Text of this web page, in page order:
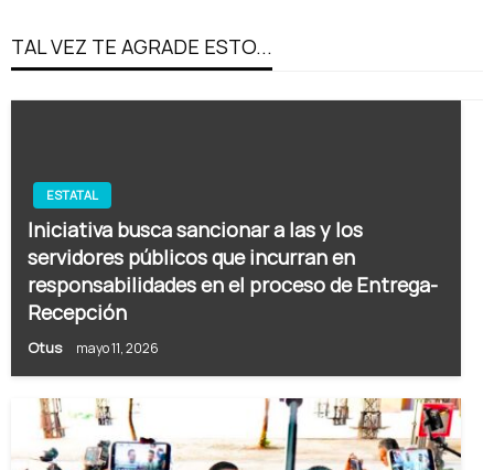
TAL VEZ TE AGRADE ESTO...
ESTATAL
Iniciativa busca sancionar a las y los
servidores públicos que incurran en
responsabilidades en el proceso de Entrega-
Recepción
Otus mayo 11, 2026